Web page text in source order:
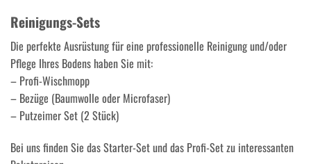
Reinigungs-Sets
Die perfekte Ausrüstung für eine professionelle Reinigung und/oder
Pflege Ihres Bodens haben Sie mit:
– Profi-Wischmopp
– Bezüge (Baumwolle oder Microfaser)
– Putzeimer Set (2 Stück)
Bei uns finden Sie das Starter-Set und das Profi-Set zu interessanten